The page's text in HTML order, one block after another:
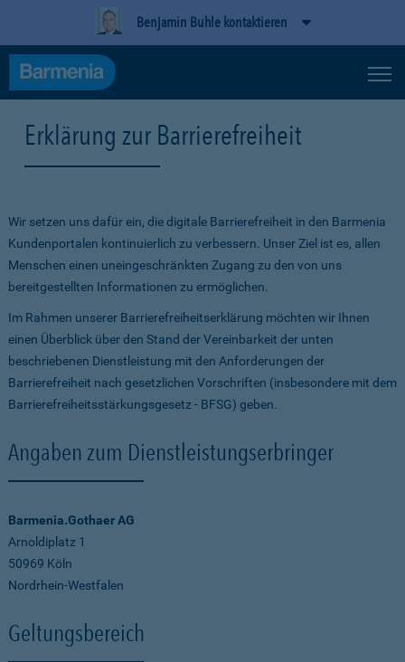
Benjamin Buhle kontaktieren
Erklärung zur Barrierefreiheit
Wir setzen uns dafür ein, die digitale Barrierefreiheit in den Barmenia
Kundenportalen kontinuierlich zu verbessern. Unser Ziel ist es, allen
Menschen einen uneingeschränkten Zugang zu den von uns
bereitgestellten Informationen zu ermöglichen.
Im Rahmen unserer Barrierefreiheitserklärung möchten wir Ihnen
einen Überblick über den Stand der Vereinbarkeit der unten
beschriebenen Dienstleistung mit den Anforderungen der
Barrierefreiheit nach gesetzlichen Vorschriften (insbesondere mit dem
Barrierefreiheitsstärkungsgesetz - BFSG) geben.
Angaben zum Dienstleistungserbringer
Barmenia.Gothaer AG
Arnoldiplatz 1
50969 Köln
Nordrhein-Westfalen
Geltungsbereich